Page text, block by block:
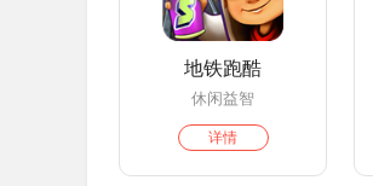
地铁跑酷
休闲益智
详情